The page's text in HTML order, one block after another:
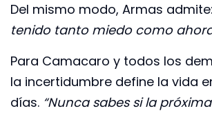
Del mismo modo, Armas admite:
tenido tanto miedo como
Para Camacaro y todos los
la incertidumbre define la vida
días. “Nunca sabes si la